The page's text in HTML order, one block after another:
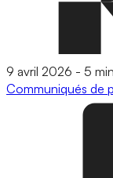
9 avril 2026 - 5 min
Communiqués de